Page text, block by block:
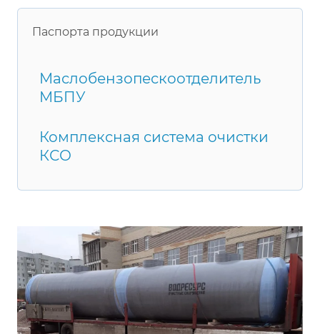
Паспорта продукции
Маслобензопескоотделитель
МБПУ
Комплексная система очистки
КСО